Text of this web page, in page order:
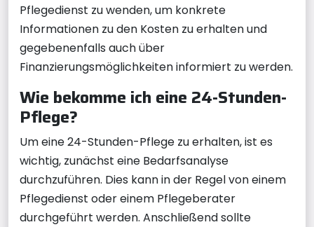
Pflegedienst zu wenden, um konkrete
Informationen zu den Kosten zu erhalten und
gegebenenfalls auch über
Finanzierungsmöglichkeiten informiert zu werden.
Wie bekomme ich eine 24-Stunden-
Pflege?
Um eine 24-Stunden-Pflege zu erhalten, ist es
wichtig, zunächst eine Bedarfsanalyse
durchzuführen. Dies kann in der Regel von einem
Pflegedienst oder einem Pflegeberater
durchgeführt werden. Anschließend sollte